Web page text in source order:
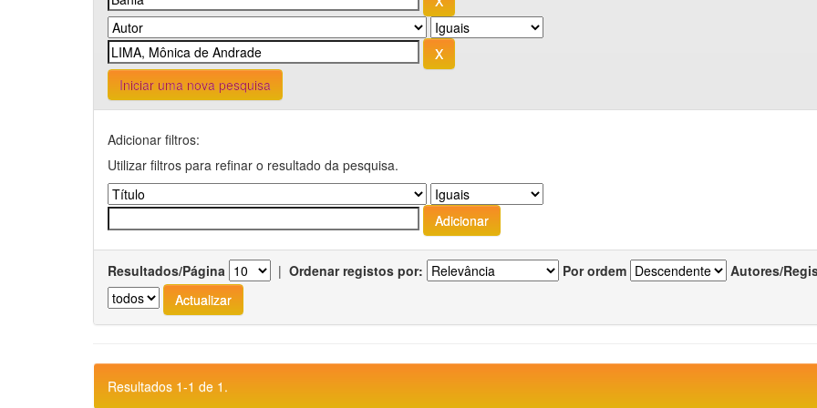
Iniciar uma nova pesquisa
Adicionar filtros:
Utilizar filtros para refinar o resultado da pesquisa.
Resultados/Página | Ordenar registos por: Por ordem Autores/
Resultados 1-1 de 1.